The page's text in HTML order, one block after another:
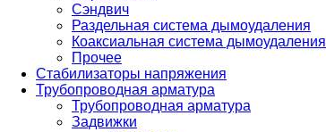
Сэндвич
Раздельная система дымоудаления
Коаксиальная система дымоудаления
Прочее
Стабилизаторы напряжения
Трубопроводная арматура
Трубопроводная арматура
Задвижки